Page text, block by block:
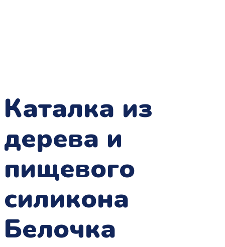
Каталка из
дерева и
пищевого
силикона
Белочка